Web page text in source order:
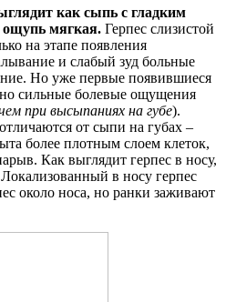
как сыпь с гладким
ощупь мягкая. Герпес слизистой
на этапе появления
и слабый зуд больные
Но уже первые появившиеся
сильные болевые ощущения
при высыпаниях на губе).
от сыпи на губах –
более плотным слоем клеток,
Как выглядит герпес в носу,
в носу герпес
около носа, но ранки заживают